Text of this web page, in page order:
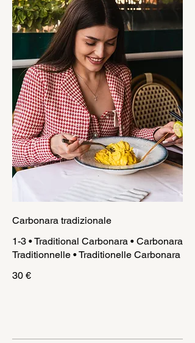
Carbonara tradizionale
1-3 • Traditional Carbonara • Carbonara
Traditionnelle • Traditionelle Carbonara
30 €